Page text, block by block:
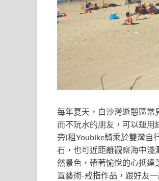
每年夏天，白沙灣遊憩區常
而不玩水的朋友，可以運用
旁)租Youbike騎乘於雙灣自
石，也可近距離觀察海中淺
然景色，帶著愉悅的心抵達
置藝術-戒指作品，跟好友